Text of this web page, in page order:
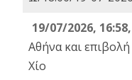
19/07/2026,
Αθήνα και
Χίο